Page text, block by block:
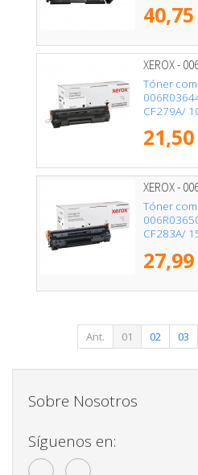
XEROX -
Tóner
CF279A/
XEROX -
Tóner
CF283A/
Ant. 01 02 03
Sobre Nosotros
Síguenos en: